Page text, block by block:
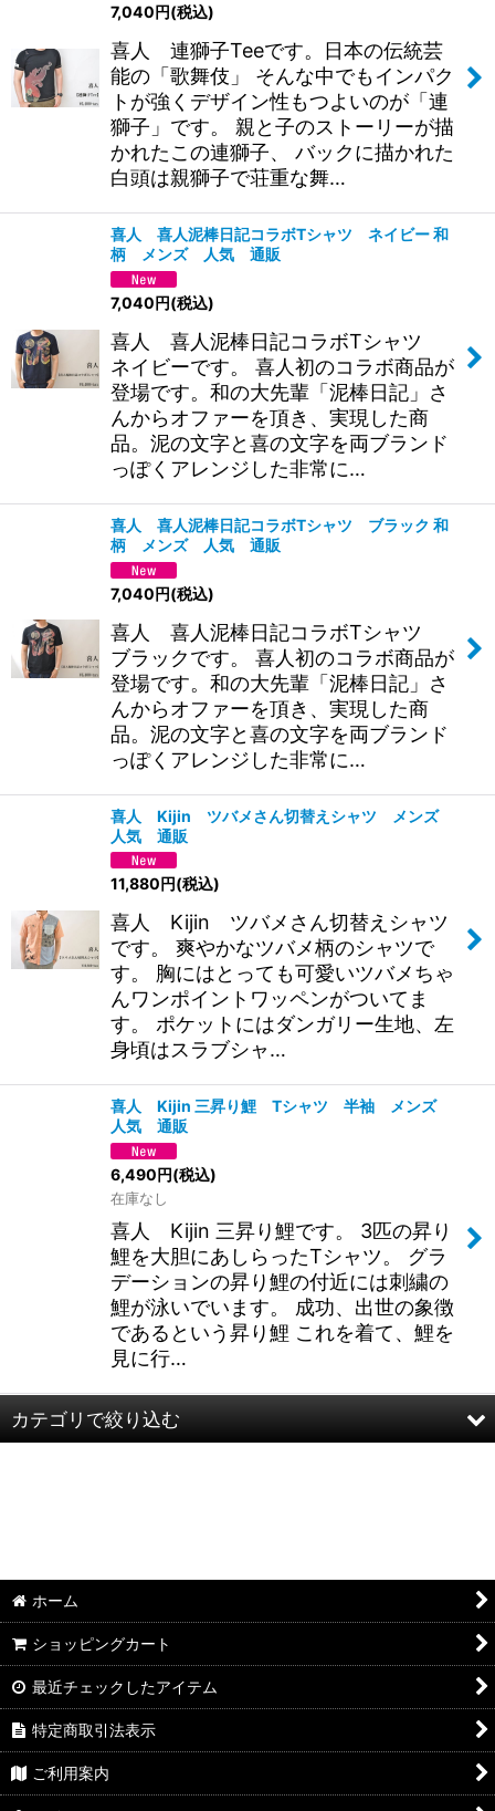
7,040円(税込)
喜人 連獅子Teeです。日本の伝統芸
能の「歌舞伎」 そんな中でもインパク
トが強くデザイン性もつよいのが「連
獅子」です。 親と子のストーリーが描
かれたこの連獅子、 バックに描かれた
白頭は親獅子で荘重な舞…
喜人 喜人泥棒日記コラボTシャツ ネイビー 和
柄 メンズ 人気 通販
7,040円(税込)
喜人 喜人泥棒日記コラボTシャツ
ネイビーです。 喜人初のコラボ商品が
登場です。和の大先輩「泥棒日記」さ
んからオファーを頂き、実現した商
品。泥の文字と喜の文字を両ブランド
っぽくアレンジした非常に…
喜人 喜人泥棒日記コラボTシャツ ブラック 和
柄 メンズ 人気 通販
7,040円(税込)
喜人 喜人泥棒日記コラボTシャツ
ブラックです。 喜人初のコラボ商品が
登場です。和の大先輩「泥棒日記」さ
んからオファーを頂き、実現した商
品。泥の文字と喜の文字を両ブランド
っぽくアレンジした非常に…
喜人 Kijin ツバメさん切替えシャツ メンズ
人気 通販
11,880 円(税込)
喜人 Kijin ツバメさん切替えシャツ
です。 爽やかなツバメ柄のシャツで
す。 胸にはとっても可愛いツバメちゃ
んワンポイントワッペンがついてま
す。 ポケットにはダンガリー生地、左
身頃はスラブシャ…
喜人 Kijin 三昇り鯉 Tシャツ 半袖 メンズ
人気 通販
6,490円(税込)
在庫なし
喜人 Kijin 三昇り鯉です。 3匹の昇り
鯉を大胆にあしらったTシャツ。 グラ
デーションの昇り鯉の付近には刺繍の
鯉が泳いでいます。 成功、出世の象徴
であるという昇り鯉 これを着て、鯉を
見に行…
カテゴリで絞り込む
その他
ホーム
ショッピングカート
最近チェックしたアイテム
特定商取引法表示
ご利用案内